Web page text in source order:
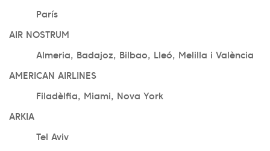
París
AIR NOSTRUM
Almeria, Badajoz, Bilbao, Lleó, Melilla i València
AMERICAN AIRLINES
Filadèlfia, Miami, Nova York
ARKIA
Tel Aviv